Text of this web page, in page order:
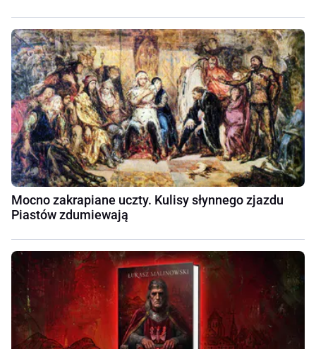
Mocno zakrapiane uczty. Kulisy słynnego zjazdu
Piastów zdumiewają